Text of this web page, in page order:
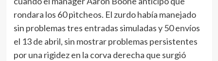
rondara los 60 pitcheos. El zurdo había manejado
sin problemas tres entradas simuladas y 50 envíos
el 13 de abril, sin mostrar problemas persistentes
por una rigidez en la corva derecha que surgió